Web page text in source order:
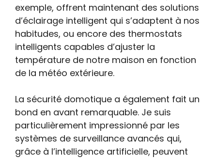
exemple, offrent maintenant des solutions
d’éclairage intelligent qui s’adaptent à nos
habitudes, ou encore des thermostats
intelligents capables d’ajuster la
température de notre maison en fonction
de la météo extérieure.
La sécurité domotique a également fait un
bond en avant remarquable. Je suis
particulièrement impressionné par les
systèmes de surveillance avancés qui,
grâce à l’intelligence artificielle, peuvent